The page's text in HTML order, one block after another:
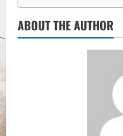
ABOUT THE AUTHOR